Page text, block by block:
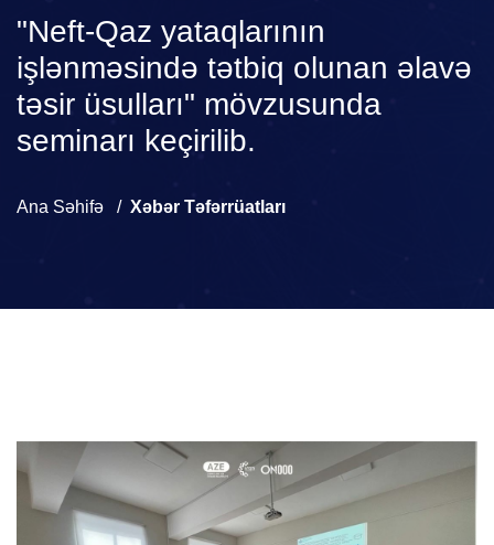
"Neft-Qaz yataqlarının
işlənməsində tətbiq olunan əlavə
təsir üsulları" mövzusunda
seminarı keçirilib.
Ana Səhifə Xəbər Təfərrüatları